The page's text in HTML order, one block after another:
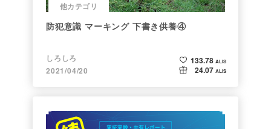
他カテゴリ
防犯意識 マーキング 下書き供養④
しろしろ
2021/04/20
133.78 ALIS
24.07 ALIS